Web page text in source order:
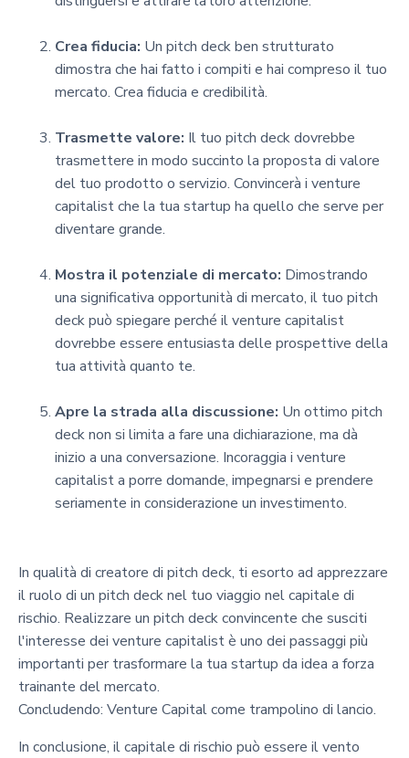
Crea fiducia: Un pitch deck ben strutturato
dimostra che hai fatto i compiti e hai compreso il tuo
mercato. Crea fiducia e credibilità.
Trasmette valore: Il tuo pitch deck dovrebbe
trasmettere in modo succinto la proposta di valore
del tuo prodotto o servizio. Convincerà i venture
capitalist che la tua startup ha quello che serve per
diventare grande.
Mostra il potenziale di mercato: Dimostrando
una significativa opportunità di mercato, il tuo pitch
deck può spiegare perché il venture capitalist
dovrebbe essere entusiasta delle prospettive della
tua attività quanto te.
Apre la strada alla discussione: Un ottimo pitch
deck non si limita a fare una dichiarazione, ma dà
inizio a una conversazione. Incoraggia i venture
capitalist a porre domande, impegnarsi e prendere
seriamente in considerazione un investimento.
In qualità di creatore di pitch deck, ti esorto ad apprezzare
il ruolo di un pitch deck nel tuo viaggio nel capitale di
rischio. Realizzare un pitch deck convincente che susciti
l'interesse dei venture capitalist è uno dei passaggi più
importanti per trasformare la tua startup da idea a forza
trainante del mercato.
Concludendo: Venture Capital come trampolino di lancio.
In conclusione, il capitale di rischio può essere il vento